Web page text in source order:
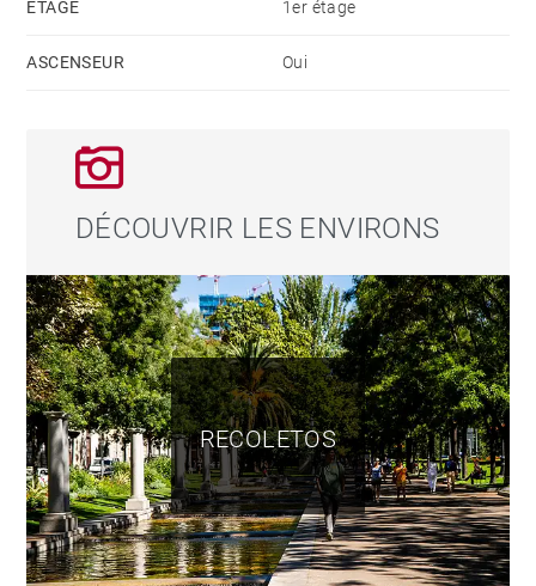
Situé dans l'une des rues les plus prisées du quartier,
entouré de boutiques exclusives, de restaurants haut
créer un logement sur mesure à l'une des adresses les
plus prestigieuses de Madrid.
notre site web pour découvrir les biens immobiliers les
plus exclusifs de la capitale.
ÉTAGE 1er étage
ASCENSEUR Oui
DÉCOUVRIR LES ENVIRONS
RECOLETOS